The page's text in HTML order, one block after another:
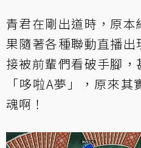
青君在剛出道時，原
果隨著各種聯動直播
接被前輩們看破手腳
「哆啦A夢」，原來
魂啊！